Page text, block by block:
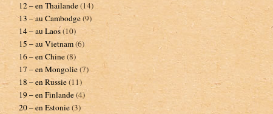
12 – en Thailande(14)
13 – au Cambodge(9)
14 – au Laos(10)
15 – au Vietnam(6)
16 – en Chine(8)
17 – en Mongolie(7)
18 – en Russie(11)
19 – en Finlande(4)
20 – en Estonie(3)